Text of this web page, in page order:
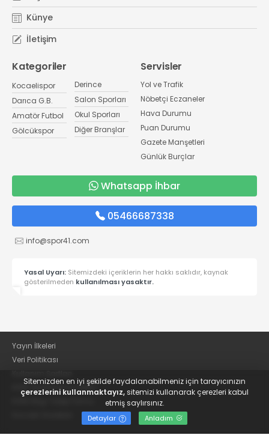
Künye
İletişim
Kategoriler
Kocaelispor
Darıca G.B.
Amatör Futbol
Gölcükspor
Derince
Salon Sporları
Okul Sporları
Diğer Branşlar
Servisler
Yol ve Trafik
Nöbetçi Eczaneler
Hava Durumu
Puan Durumu
Gazete Manşetleri
Günlük Burçlar
Whatsapp İhbar
05466687338
info@spor41.com
Yasal Uyarı: Sitemizdeki içeriklerin her hakkı saklıdır, kaynak
gösterilmeden kullanılması yasaktır.
Yayın İlkeleri
Veri Politikası
KVKK Aydınlatma Metni
Sitemizden en iyi şekilde faydalanabilmeniz için tarayıcınızın
çerezlerini kullanmaktayız,sitemizi kullanarak çerezleri kabul
etmiş saylırsınız.
Detaylar Anladım